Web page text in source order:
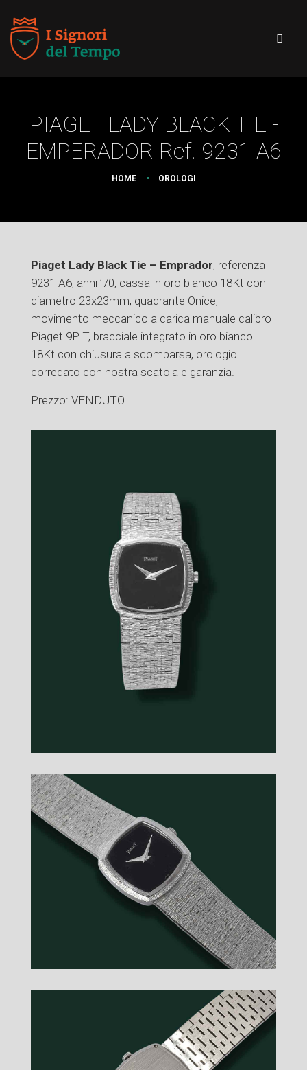
PIAGET LADY BLACK TIE -
EMPERADOR Ref. 9231 A6
HOME OROLOGI
Piaget Lady Black Tie – Emprador, referenza
9231 A6, anni ’70, cassa in oro bianco 18Kt con
diametro 23x23mm, quadrante Onice,
movimento meccanico a carica manuale calibro
Piaget 9P T, bracciale integrato in oro bianco
18Kt con chiusura a scomparsa, orologio
corredato con nostra scatola e garanzia.
Prezzo: VENDUTO